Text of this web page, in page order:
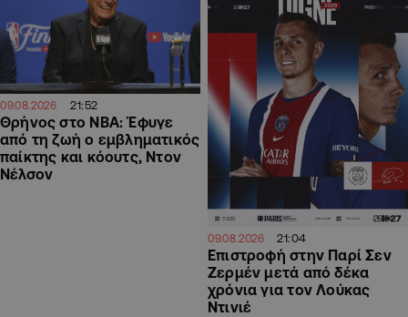
09.08.2026 21:52
Θρήνος στο NBA: Έφυγε
από τη ζωή ο εμβληματικός
παίκτης και κόουτς, Ντον
Νέλσον
09.08.2026 21:04
Επιστροφή στην Παρί Σεν
Ζερμέν μετά από δέκα
χρόνια για τον Λούκας
Ντινιέ